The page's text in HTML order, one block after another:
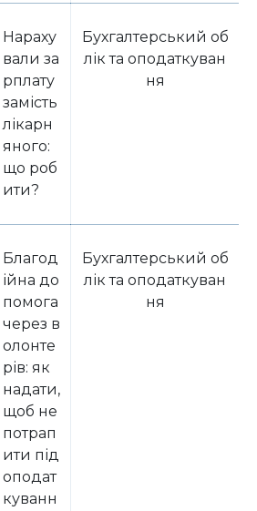
Нараху
вали за
рплату
замість
лікарн
яного:
що роб
ити?
Бухгалтерський об
лік та оподаткуван
ня
Благод
ійна до
помога
через в
олонте
рів: як
надати,
щоб не
потрап
ити під
оподат
куванн
Бухгалтерський об
лік та оподаткуван
ня